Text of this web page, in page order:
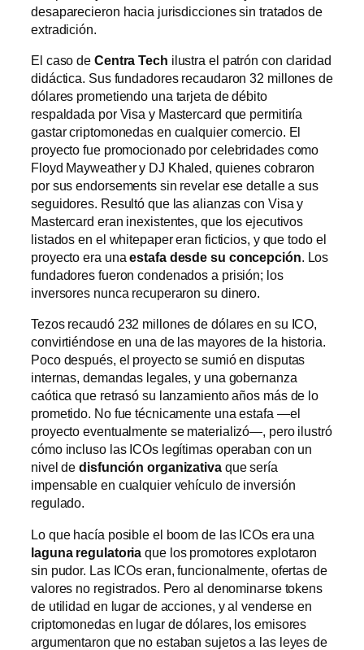
desaparecieron hacia jurisdicciones sin tratados de
extradición.
El caso de Centra Tech ilustra el patrón con claridad
didáctica. Sus fundadores recaudaron 32 millones de
dólares prometiendo una tarjeta de débito
respaldada por Visa y Mastercard que permitiría
gastar criptomonedas en cualquier comercio. El
proyecto fue promocionado por celebridades como
Floyd Mayweather y DJ Khaled, quienes cobraron
por sus endorsements sin revelar ese detalle a sus
seguidores. Resultó que las alianzas con Visa y
Mastercard eran inexistentes, que los ejecutivos
listados en el whitepaper eran ficticios, y que todo el
proyecto era unaestafa desde su concepción. Los
fundadores fueron condenados a prisión; los
inversores nunca recuperaron su dinero.
Tezos recaudó 232 millones de dólares en su ICO,
convirtiéndose en una de las mayores de la historia.
Poco después, el proyecto se sumió en disputas
internas, demandas legales, y una gobernanza
caótica que retrasó su lanzamiento años más de lo
prometido. No fue técnicamente una estafa —el
proyecto eventualmente se materializó—, pero ilustró
cómo incluso las ICOs legítimas operaban con un
nivel dedisfunción organizativaque sería
impensable en cualquier vehículo de inversión
regulado.
Lo que hacía posible el boom de las ICOs era una
laguna regulatoria que los promotores explotaron
sin pudor. Las ICOs eran, funcionalmente, ofertas de
valores no registrados. Pero al denominarse tokens
de utilidad en lugar de acciones, y al venderse en
criptomonedas en lugar de dólares, los emisores
argumentaron que no estaban sujetos a las leyes de